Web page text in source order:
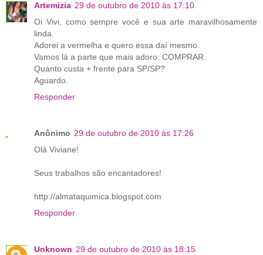
Artemizia 29 de outubro de 2010 às 17:10
Oi Vivi, como sempre você e sua arte maravilhosamente
linda.
Adorei a vermelha e quero essa daí mesmo.
Vamos lá a parte que mais adoro: COMPRAR.
Quanto custa + frente para SP/SP?
Aguardo.
Responder
Anônimo 29 de outubro de 2010 às 17:26
Olá Viviane!
Seus trabalhos são encantadores!
http://almataquimica.blogspot.com
Responder
Unknown 29 de outubro de 2010 às 18:15